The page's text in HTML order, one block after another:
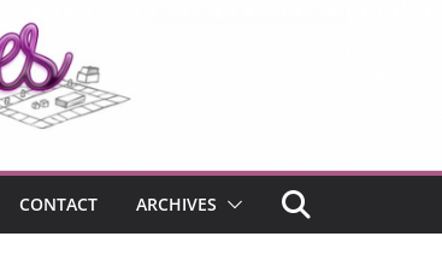
CONTACT ARCHIVES